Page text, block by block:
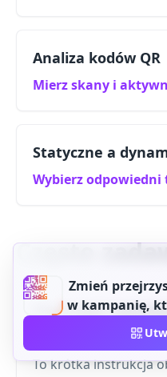
Analiza kodów QR
Mierz skany i
Statyczne a
Wybierz odpowiedni
Często
Co to jest
postaci kodu
To krótka instrukcja
Zmień
w kampanię,